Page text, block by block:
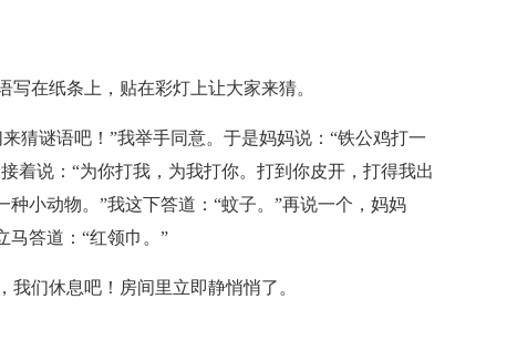
在纸条上，贴在彩灯上让大家来猜。
猜谜语吧！”我举手同意。于是妈妈说：“铁公鸡打一
着说：“为你打我，为我打你。打到你皮开，打得我出
小动物。”我这下答道：“蚊子。”再说一个，妈妈
马答道：“红领巾。”
们休息吧！房间里立即静悄悄了。